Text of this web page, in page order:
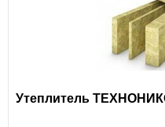
Утеплитель